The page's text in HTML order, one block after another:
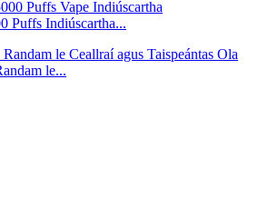
Puffs Indiúscartha...
le...